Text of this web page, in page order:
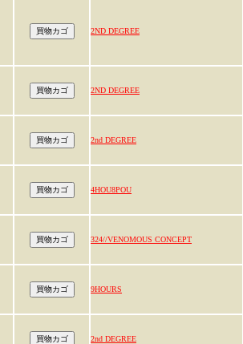
2ND DEGREE
2ND DEGREE
2nd DEGREE
4HOU8POU
324//VENOMOUS CONCEPT
9HOURS
2nd DEGREE